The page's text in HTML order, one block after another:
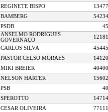
REGINETE BISPO
BAMBERG
PSDB
ANSELMO RODRIGUES
GOVERNAÇO
CARLOS SILVA
PASTOR CELSO MORAES
MIKI BREIER
NELSON HARTER
PSB
SPEROTTO
CESAR OLIVEIRA